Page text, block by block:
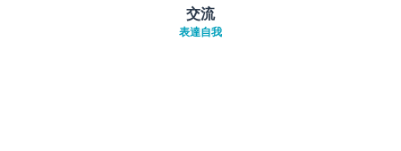
交流
表達自我